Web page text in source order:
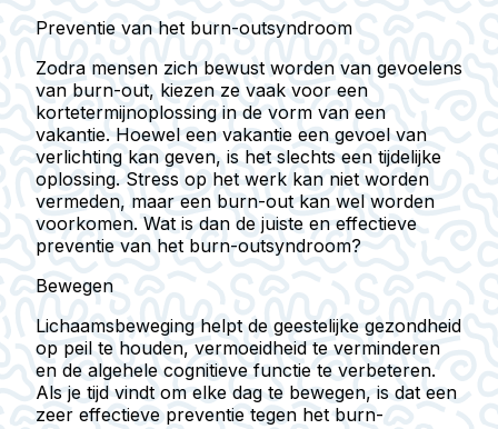
Preventie van het burn-outsyndroom
Zodra mensen zich bewust worden van gevoelens
van burn-out, kiezen ze vaak voor een
kortetermijnoplossing in de vorm van een
vakantie. Hoewel een vakantie een gevoel van
verlichting kan geven, is het slechts een tijdelijke
oplossing. Stress op het werk kan niet worden
vermeden, maar een burn-out kan wel worden
voorkomen. Wat is dan de juiste en effectieve
preventie van het burn-outsyndroom?
Bewegen
Lichaamsbeweging helpt de geestelijke gezondheid
op peil te houden, vermoeidheid te verminderen
en de algehele cognitieve functie te verbeteren.
Als je tijd vindt om elke dag te bewegen, is dat een
zeer effectieve preventie tegen het burn-